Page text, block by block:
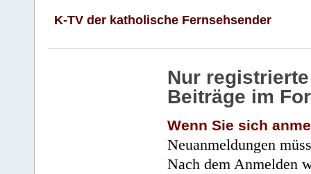
K-TV der katholische Fernsehsender
Nur
Beiträge im
Wenn Sie sich
Neuanmeldungen
Nach dem Anmelden